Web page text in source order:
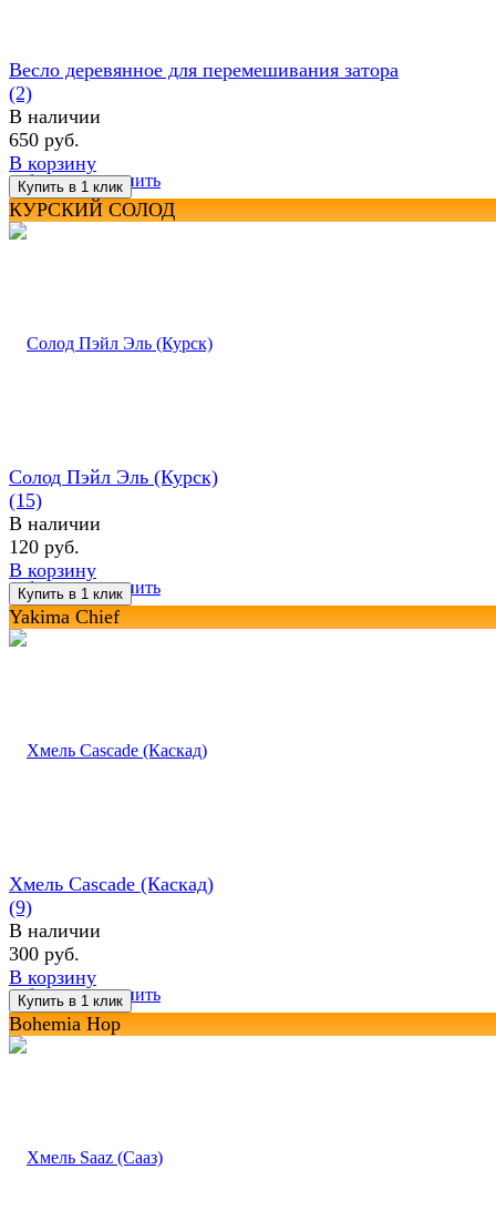
избранное сравнить
Весло деревянное для перемешивания затора
(2)
В наличии
650 руб.
В корзину
КУРСКИЙ СОЛОД
избранное сравнить
Солод Пэйл Эль (Курск)
(15)
В наличии
120 руб.
В корзину
Yakima Chief
избранное сравнить
Хмель Cascade (Каскад)
(9)
В наличии
300 руб.
В корзину
Bohemia Hop